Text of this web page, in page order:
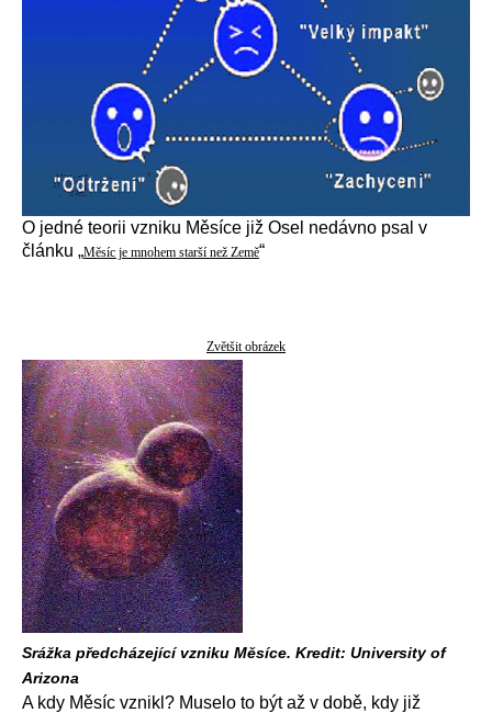
O jedné teorii vzniku Měsíce již Osel nedávno psal v
článku „Měsíc je mnohem starší než Země“
Zvětšit obrázek
Srážka předcházející vzniku Měsíce. Kredit: University of
Arizona
A kdy Měsíc vznikl? Muselo to být až v době, kdy již